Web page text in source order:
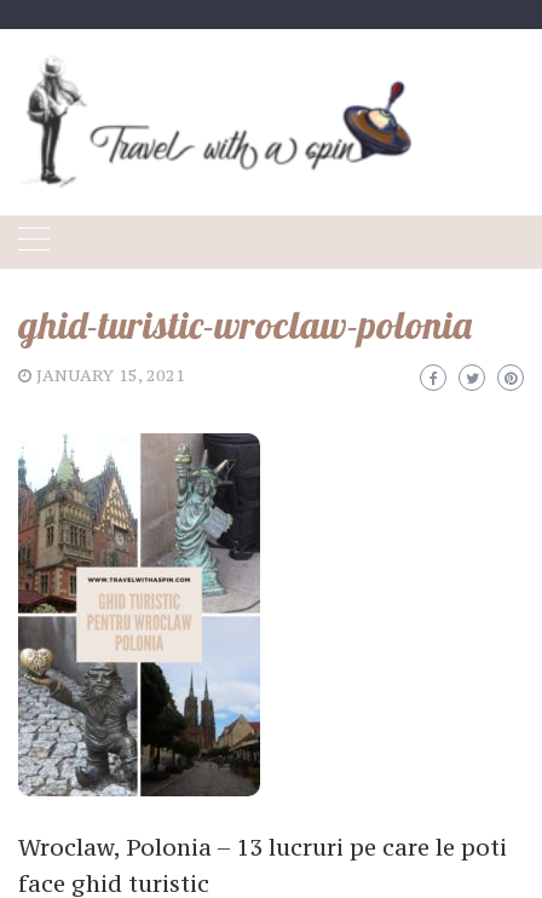
content
ghid-turistic-wroclaw-polonia
JANUARY 15, 2021
Wroclaw, Polonia – 13 lucruri pe care le poti
face ghid turistic